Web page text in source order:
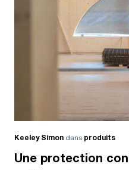
Keeley Simon dans produits
Une protection